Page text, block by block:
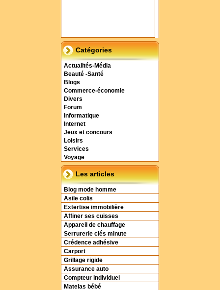
Catégories
Actualités-Média
Beauté -Santé
Blogs
Commerce-économie
Divers
Forum
Informatique
Internet
Jeux et concours
Loisirs
Services
Voyage
Les articles
Blog mode homme
Asile colis
Extertise immobilière
Affiner ses cuisses
Appareil de chauffage
Serrurerie clés minute
Crédence adhésive
Carport
Grillage rigide
Assurance auto
Compteur individuel
Matelas bébé